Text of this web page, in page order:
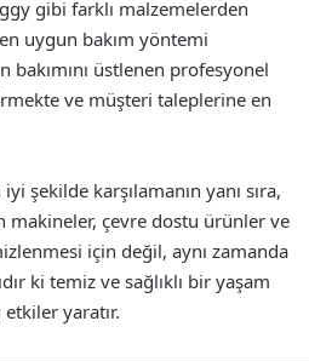
gibi farklı malzemelerden
uygun bakım yöntemi
üstlenen profesyonel
ve müşteri taleplerine en
şekilde karşılamanın yanı sıra,
makineler, çevre dostu ürünler ve
için değil, aynı zamanda
ki temiz ve sağlıklı bir yaşam
yaratır.